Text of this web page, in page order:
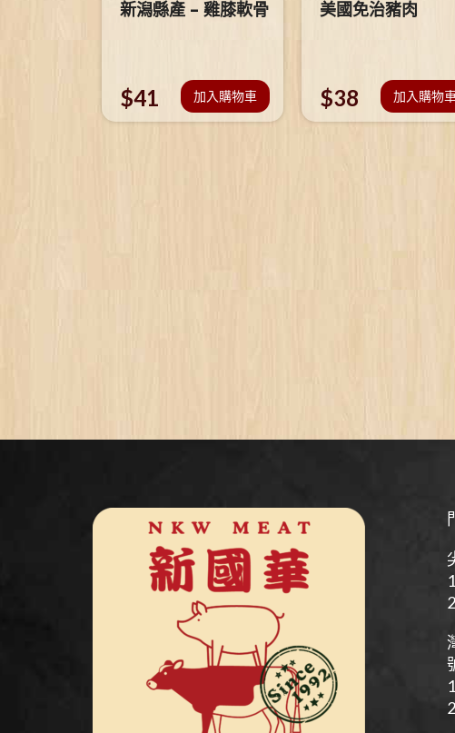
新潟縣產 – 雞膝軟骨
$41 加入購物車
美國免治豬肉
$38 加入購物